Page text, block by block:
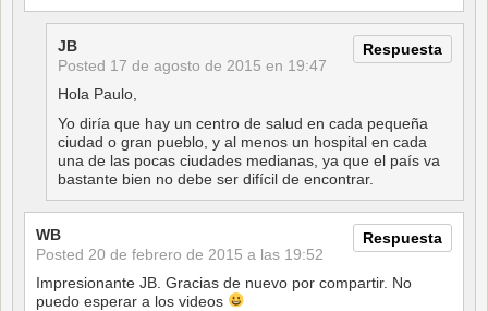
Respuesta
JB
Posted 17 de agosto de 2015 en 19:47
Hola Paulo,
Yo diría que hay un centro de salud en cada pequeña
ciudad o gran pueblo, y al menos un hospital en cada
una de las pocas ciudades medianas, ya que el país va
bastante bien no debe ser difícil de encontrar.
Respuesta
WB
Posted 20 de febrero de 2015 a las 19:52
Impresionante JB. Gracias de nuevo por compartir. No
puedo esperar a los videos